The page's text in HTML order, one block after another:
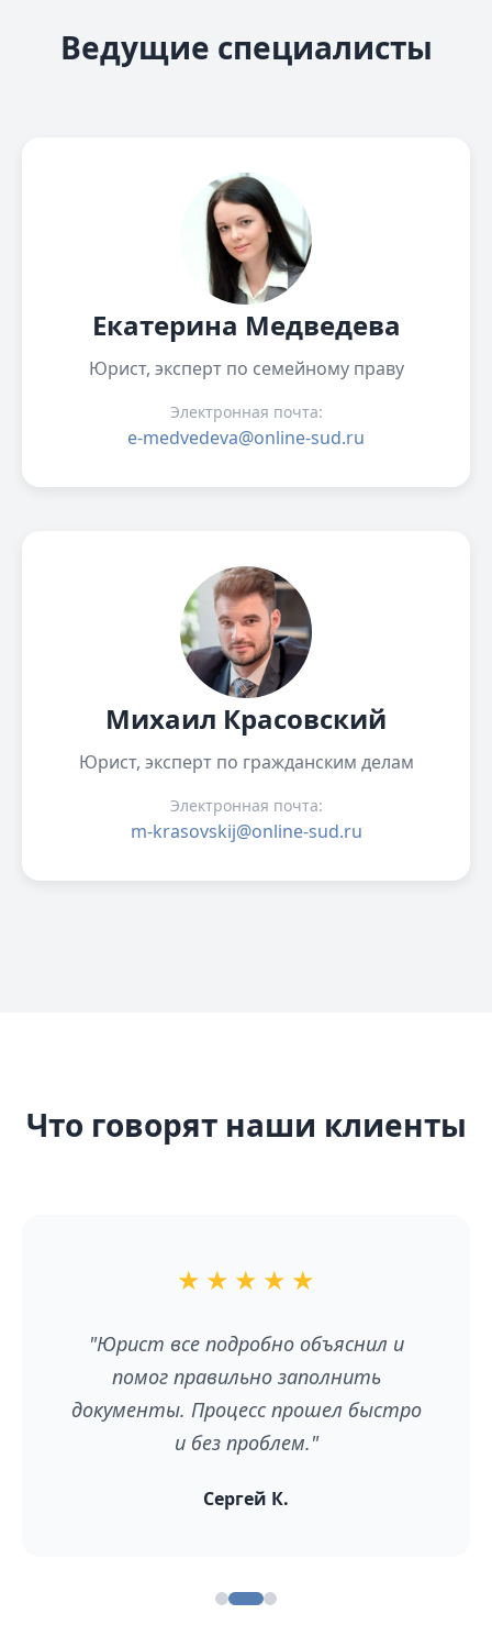
Ведущие специалисты
Екатерина Медведева
Юрист, эксперт по семейному праву
Электронная почта:
e-medvedeva@online-sud.ru
Михаил Красовский
Юрист, эксперт по гражданским делам
Электронная почта:
m-krasovskij@online-sud.ru
Что говорят наши клиенты
★ ★ ★ ★ ★
"Юрист все подробно объяснил и
помог правильно заполнить
документы. Процесс прошел быстро
и без проблем."
Сергей К.